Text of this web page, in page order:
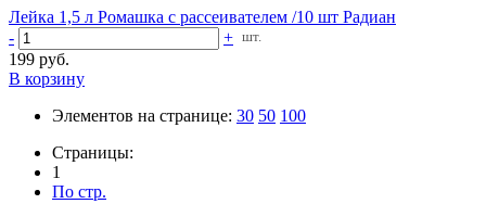
Лейка 1,5 л Ромашка с рассеивателем /10 шт Радиан
-
+ шт.
199 руб.
В корзину
Элементов на странице: 30 50 100
Страницы:
1
По стр.